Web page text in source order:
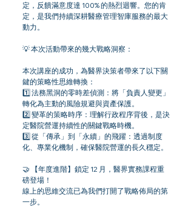
定，反饋滿意度達 100% 的熱烈迴響。您的肯
定，是我們持續深耕醫療管理智庫服務的最大
動力。
💡 本次活動帶來的幾大戰略洞察：
本次講座的成功，為醫界決策者帶來了以下關
鍵的策略性思維轉換：
1️⃣ 法務黑洞的零時差偵測：將「負責人變更」
轉化為主動的風險規避與資產保護。
2️⃣ 變革的策略時序：理解行政程序背後，是決
定醫院營運持續性的關鍵戰略時機。
3️⃣ 從「傳承」到「永續」的飛躍：透過制度
化、專業化機制，確保醫院營運的長久穩定。
🤝 【年度進階】鎖定 12 月，醫界實務課程重
磅登場！
線上的思維交流已為我們打開了戰略佈局的第
一步。